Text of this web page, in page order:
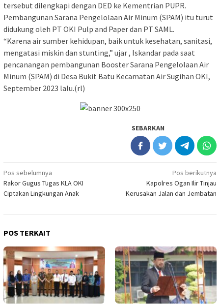
tersebut dilengkapi dengan DED ke Kementrian PUPR.
Pembangunan Sarana Pengelolaan Air Minum (SPAM) itu turut
didukung oleh PT OKI Pulp and Paper dan PT SAML.
“Karena air sumber kehidupan, baik untuk kesehatan, sanitasi,
mengatasi miskin dan stunting,” ujar , Iskandar pada saat
pencanangan pembangunan Booster Sarana Pengelolaan Air
Minum (SPAM) di Desa Bukit Batu Kecamatan Air Sugihan OKI,
September 2023 lalu.(rl)
SEBARKAN
Navigasi
pos
Pos sebelumnya
Rakor Gugus Tugas KLA OKI
Ciptakan Lingkungan Anak
Pos berikutnya
Kapolres Ogan Ilir Tinjau
Kerusakan Jalan dan Jembatan
POS TERKAIT